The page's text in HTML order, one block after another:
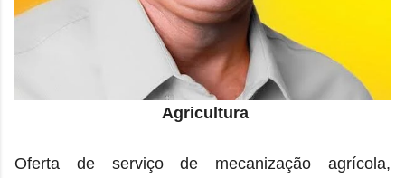
Agricultura
Oferta de serviço de mecanização agrícola,